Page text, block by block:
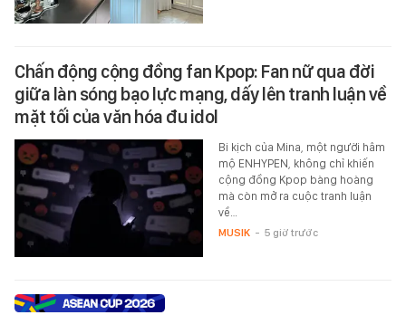
Chấn động cộng đồng fan Kpop: Fan nữ qua đời
giữa làn sóng bạo lực mạng, dấy lên tranh luận về
mặt tối của văn hóa đu idol
Bi kịch của Mina, một người hâm
mộ ENHYPEN, không chỉ khiến
cộng đồng Kpop bàng hoàng
mà còn mở ra cuộc tranh luận
về…
MUSIK - 5 giờ trước